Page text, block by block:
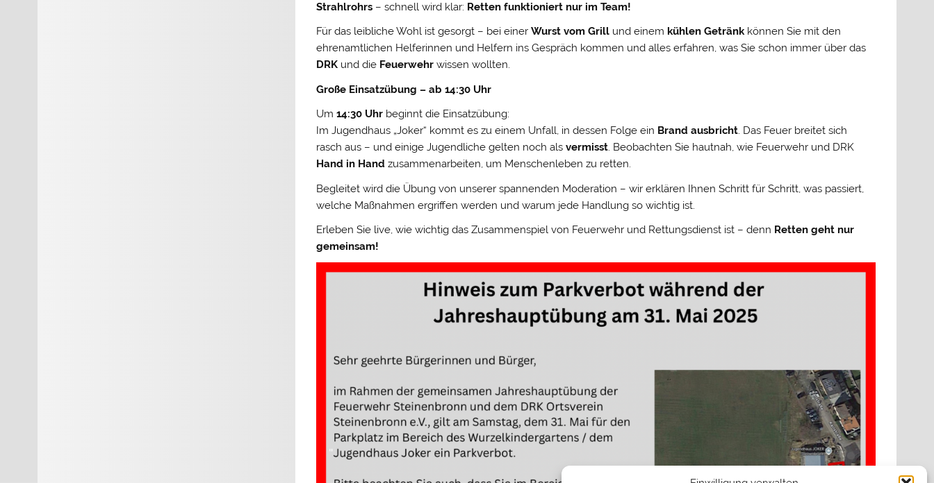
Strahlrohrs – schnell wird klar: Retten funktioniert nur im Team!
Für das leibliche Wohl ist gesorgt – bei einerWurst vom Grill und einem kühlen Getränkkönnen Sie mit den
ehrenamtlichen Helferinnen und Helfern ins Gespräch kommen und alles erfahren, was Sie schon immer über das
DRK und die Feuerwehr wissen wollten.
Große Einsatzübung – ab 14:30 Uhr
Um14:30 Uhr beginnt die Einsatzübung:
Im Jugendhaus „Joker“ kommt es zu einem Unfall, in dessen Folge ein Brand ausbricht. Das Feuer breitet sich
rasch aus – und einige Jugendliche gelten noch alsvermisst. Beobachten Sie hautnah, wie Feuerwehr und DRK
Hand in Hand zusammenarbeiten, um Menschenleben zu retten.
Begleitet wird die Übung von unserer spannenden Moderation – wir erklären Ihnen Schritt für Schritt, was passiert,
welche Maßnahmen ergriffen werden und warum jede Handlung so wichtig ist.
Erleben Sie live, wie wichtig das Zusammenspiel von Feuerwehr und Rettungsdienst ist – denn Retten geht nur
gemeinsam!